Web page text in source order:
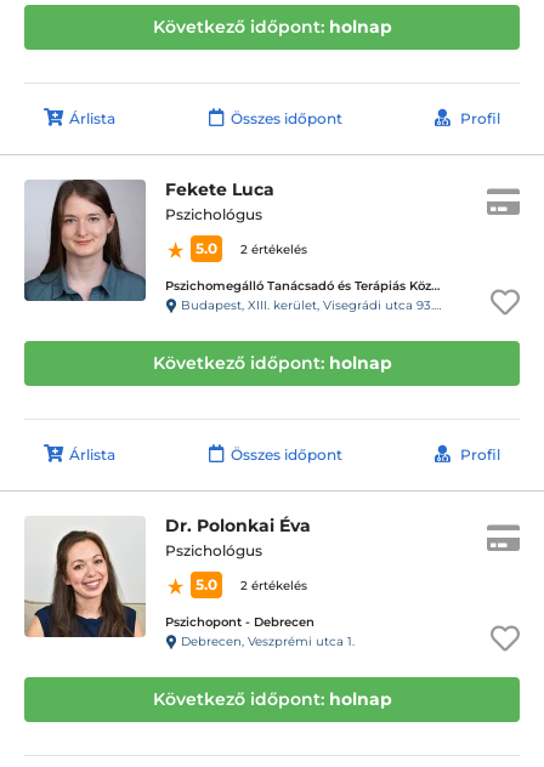
Következő időpont: holnap
Árlista Összes időpont Profil
Fekete Luca
Pszichológus
5.0
2 értékelés
Pszichomegálló Tanácsadó és Terápiás Központ - Visegrádi utca
Budapest, XIII. kerület, Visegrádi utca 93.C. fszt3.
Következő időpont: holnap
Árlista Összes időpont Profil
Dr. Polonkai Éva
Pszichológus
5.0
2 értékelés
Pszichopont - Debrecen
Debrecen, Veszprémi utca 1.
Következő időpont: holnap